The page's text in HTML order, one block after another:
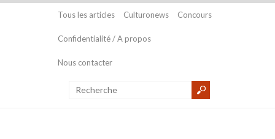
Tous les articles Culturonews Concours
Confidentialité / A propos
Nous contacter